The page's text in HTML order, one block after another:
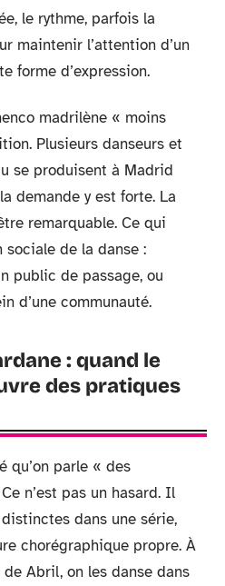
le rythme, parfois la
maintenir l’attention d’un
forme d’expression.
madrilène « moins
Plusieurs danseurs et
se produisent à Madrid
demande y est forte. La
remarquable. Ce qui
sociale de la danse :
public de passage, ou
d’une communauté.
: quand le
des pratiques
qu’on parle « des
n’est pas un hasard. Il
dans une série,
chorégraphique propre. À
Abril, on les danse dans